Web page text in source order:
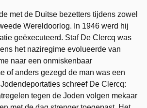
met de Duitse bezetters tijdens zowel
Wereldoorlog. In 1946 werd hij
geëxecuteerd. Staf De Clercq was
het naziregime evolueerde van
naar een onmiskenbaar
of anders gezegd de man was een
schreef De Clercq:
tegen de Joden volgen mekaar